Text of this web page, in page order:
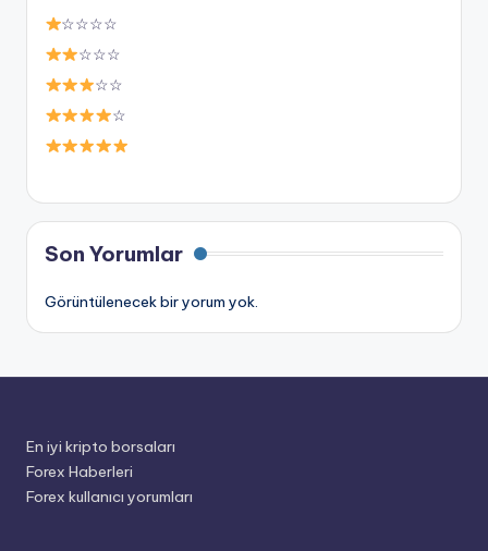
☆☆☆☆
☆☆☆
☆☆
☆
Son Yorumlar
Görüntülenecek bir yorum yok.
En iyi kripto borsaları
Forex Haberleri
Forex kullanıcı yorumları